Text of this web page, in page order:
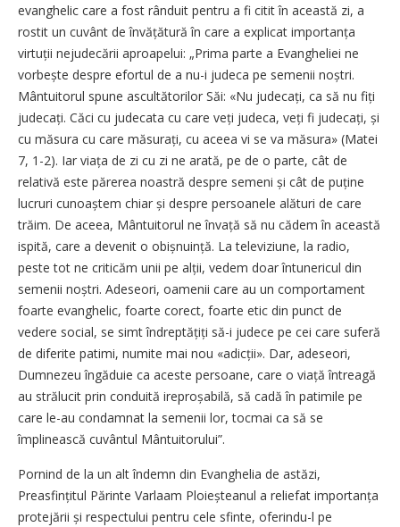
evanghelic care a fost rânduit pentru a fi citit în această zi, a
rostit un cuvânt de învățătură în care a explicat im­portanța
virtuții nejudecării aproapelui: „Prima parte a Evangheliei ne
vorbește despre efortul de a nu-i judeca pe semenii noștri.
Mântuitorul spune ascultătorilor Săi: «Nu judecați, ca să nu fiți
judecați. Căci cu judecata cu care veți judeca, veți fi judecați, și
cu măsura cu care măsurați, cu aceea vi se va măsura» (Matei
7, 1-2). Iar viața de zi cu zi ne arată, pe de o parte, cât de
relativă este părerea noastră despre semeni și cât de puține
lucruri cunoaștem chiar și despre persoanele alături de care
trăim. De aceea, Mântuitorul ne învață să nu cădem în această
ispită, care a devenit o obișnuință. La televiziune, la radio,
peste tot ne criticăm unii pe alții, vedem doar întunericul din
semenii noștri. Adeseori, oamenii care au un comportament
foarte evanghelic, foarte corect, foarte etic din punct de
vedere social, se simt îndreptățiți să-i judece pe cei care suferă
de diferite patimi, numite mai nou «adicții». Dar, adeseori,
Dumnezeu îngăduie ca aceste persoane, care o viață întreagă
au strălucit prin conduită ireproșabilă, să cadă în patimile pe
care le-au condamnat la semenii lor, tocmai ca să se
împlinească cuvântul Mântuitorului”.
Pornind de la un alt îndemn din Evanghelia de astăzi,
Preasfințitul Părinte Varlaam Ploieșteanul a reliefat importanța
protejării și respectului pentru cele sfinte, oferindu-l pe